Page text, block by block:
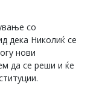
со
дека Николиќ се
нови
да се реши и ќе